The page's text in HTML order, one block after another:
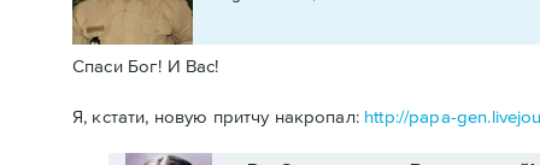
Спаси Бог! И Вас!
Я, кстати, новую притчу накропал: http://papa-